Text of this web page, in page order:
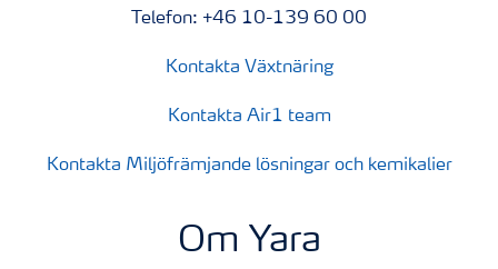
Telefon: +46 10-139 60 00
Kontakta Växtnäring
Kontakta Air1 team
Kontakta Miljöfrämjande lösningar och kemikalier
Om Yara